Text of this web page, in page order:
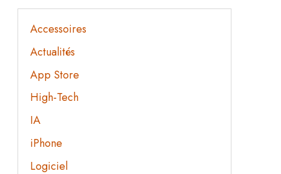
Accessoires
Actualités
App Store
High-Tech
IA
iPhone
Logiciel